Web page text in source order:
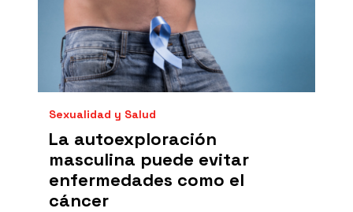
Sexualidad y Salud
La autoexploración
masculina puede evitar
enfermedades como el
cáncer